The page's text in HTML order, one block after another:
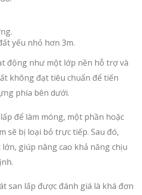
yếu nhỏ hơn 3m.
động như một lớp nền hỗ trợ và
không đạt tiêu chuẩn để tiến
phía bên dưới.
để làm móng, một phần hoặc
sẽ bị loại bỏ trực tiếp. Sau đó,
giúp nâng cao khả năng chịu
san lấp được đánh giá là khá đơn